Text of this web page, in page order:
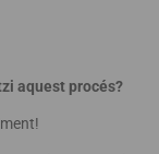
per gestionar
aquest procés?